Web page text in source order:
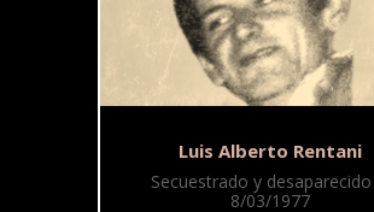
Luis Alberto Rentani
Secuestrado y
8/03/1977